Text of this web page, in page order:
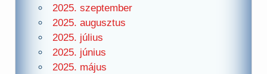
2025. szeptember
2025. augusztus
2025. július
2025. június
2025. május